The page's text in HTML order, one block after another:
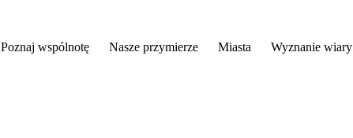
Poznaj wspólnotę Nasze przymierze Miasta Wyznanie wiary